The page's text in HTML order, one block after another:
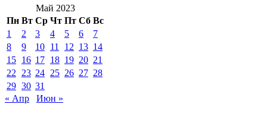
Май 2023
Пн Вт Ср Чт Пт Сб Вс
1
2 3 4 5 6
7
8
9 10 11 12 13 14
15 16 17 18 19 20 21
22
23 24 25 26 27 28
29 30 31
« Апр
Июн »